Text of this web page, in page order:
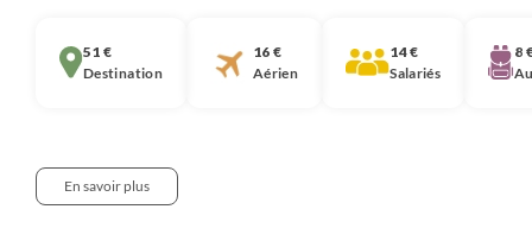
51 €
Destination
16 €
Aérien
14 €
Salariés
8
En savoir plus